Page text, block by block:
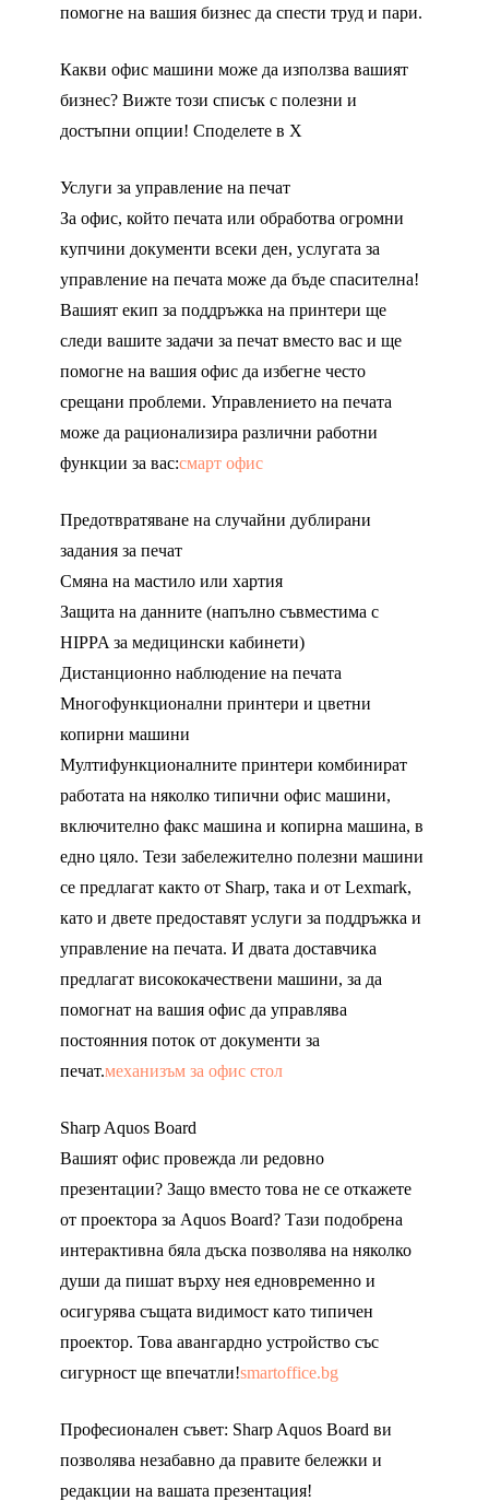
помогне на вашия бизнес да спести труд и пари.
Какви офис машини може да използва вашият
бизнес? Вижте този списък с полезни и
достъпни опции! Споделете в X
Услуги за управление на печат
За офис, който печата или обработва огромни
купчини документи всеки ден, услугата за
управление на печата може да бъде спасителна!
Вашият екип за поддръжка на принтери ще
следи вашите задачи за печат вместо вас и ще
помогне на вашия офис да избегне често
срещани проблеми. Управлението на печата
може да рационализира различни работни
функции за вас:смарт офис
Предотвратяване на случайни дублирани
задания за печат
Смяна на мастило или хартия
Защита на данните (напълно съвместима с
HIPPA за медицински кабинети)
Дистанционно наблюдение на печата
Многофункционални принтери и цветни
копирни машини
Мултифункционалните принтери комбинират
работата на няколко типични офис машини,
включително факс машина и копирна машина, в
едно цяло. Тези забележително полезни машини
се предлагат както от Sharp, така и от Lexmark,
като и двете предоставят услуги за поддръжка и
управление на печата. И двата доставчика
предлагат висококачествени машини, за да
помогнат на вашия офис да управлява
постоянния поток от документи за
печат.механизъм за офис стол
Sharp Aquos Board
Вашият офис провежда ли редовно
презентации? Защо вместо това не се откажете
от проектора за Aquos Board? Тази подобрена
интерактивна бяла дъска позволява на няколко
души да пишат върху нея едновременно и
осигурява същата видимост като типичен
проектор. Това авангардно устройство със
сигурност ще впечатли!smartoffice.bg
Професионален съвет: Sharp Aquos Board ви
позволява незабавно да правите бележки и
редакции на вашата презентация!